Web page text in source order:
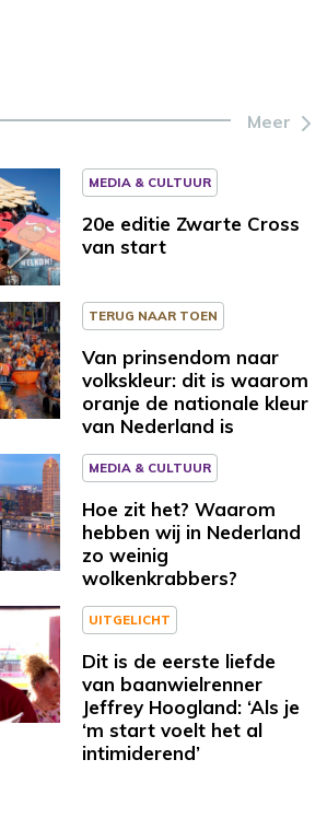
Meer
MEDIA & CULTUUR
20e editie Zwarte Cross
van start
TERUG NAAR TOEN
Van prinsendom naar
volkskleur: dit is waarom
oranje de nationale kleur
van Nederland is
MEDIA & CULTUUR
Hoe zit het? Waarom
hebben wij in Nederland
zo weinig
wolkenkrabbers?
UITGELICHT
Dit is de eerste liefde
van baanwielrenner
Jeffrey Hoogland: ‘Als je
‘m start voelt het al
intimiderend’